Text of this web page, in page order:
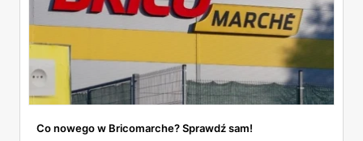
Co nowego w Bricomarche? Sprawdź sam!